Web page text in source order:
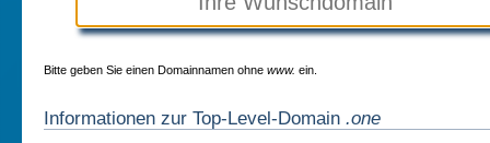
Bitte geben Sie einen Domainnamen ohne www. ein.
Informationen zur Top-Level-Domain .one